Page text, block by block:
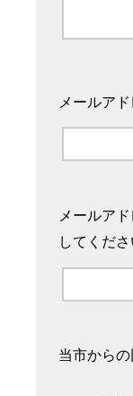
メールア
メールア
してくださ
当市から